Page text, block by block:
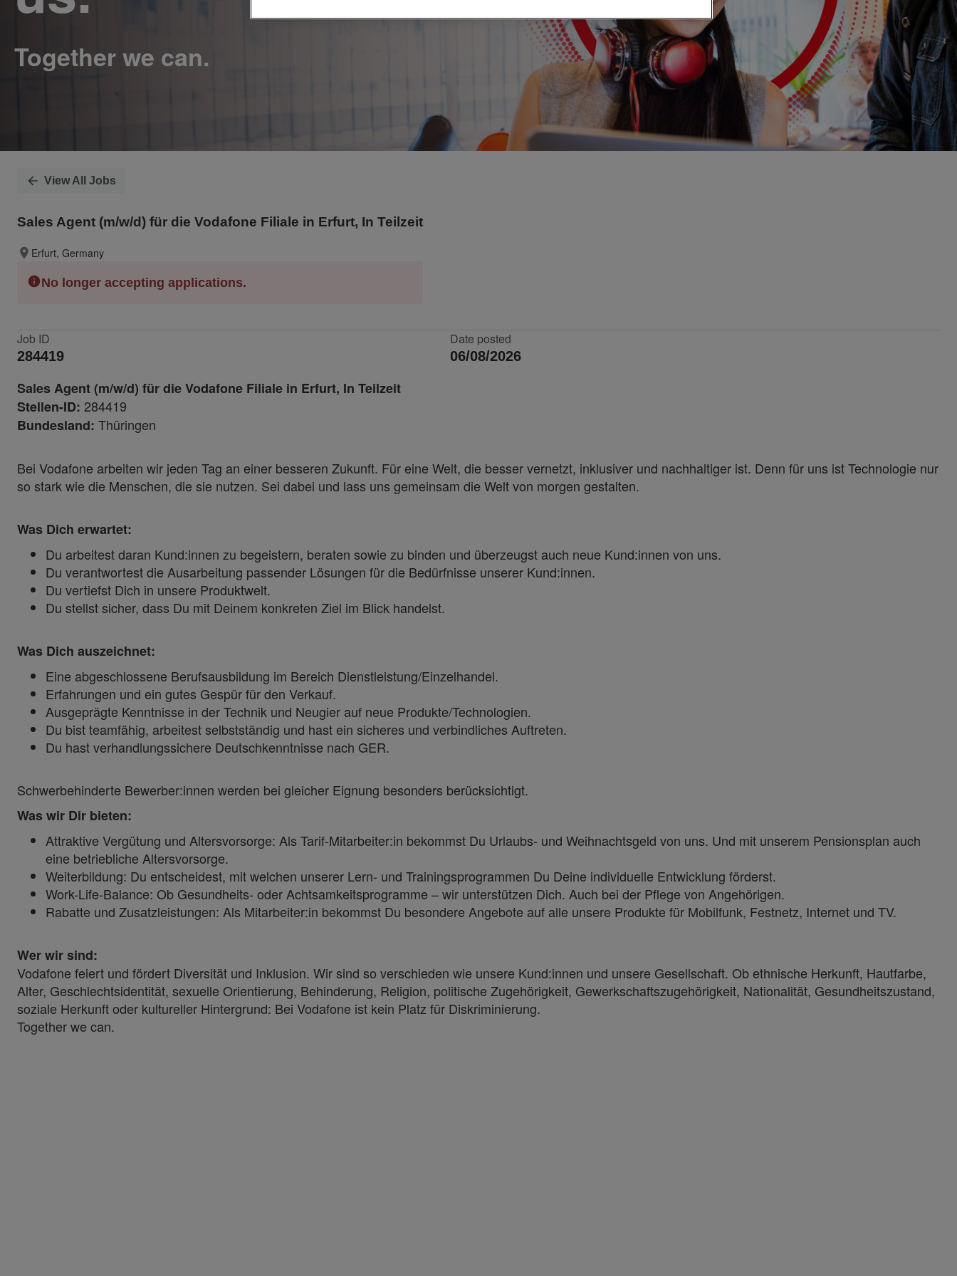
View All Jobs
Sales Agent (m/w/d) für die Vodafone Filiale in Erfurt, In Teilzeit
Erfurt, Germany
No longer accepting applications.
Job ID
284419
Date posted
06/08/2026
Sales Agent (m/w/d) für die Vodafone Filiale in Erfurt, In Teilzeit
Stellen-ID: 284419
Bundesland: Thüringen
Bei Vodafone arbeiten wir jeden Tag an einer besseren Zukunft. Für eine Welt, die besser vernetzt, inklusiver und nachhaltiger ist. Denn für uns ist Technologie nur
so stark wie die Menschen, die sie nutzen. Sei dabei und lass uns gemeinsam die Welt von morgen gestalten.
Was Dich erwartet:
Du arbeitest daran Kund:innen zu begeistern, beraten sowie zu binden und überzeugst auch neue Kund:innen von uns.
Du verantwortest die Ausarbeitung passender Lösungen für die Bedürfnisse unserer Kund:innen.
Du vertiefst Dich in unsere Produktwelt.
Du stellst sicher, dass Du mit Deinem konkreten Ziel im Blick handelst.
Was Dich auszeichnet:
Eine abgeschlossene Berufsausbildung im Bereich Dienstleistung/Einzelhandel.
Erfahrungen und ein gutes Gespür für den Verkauf.
Ausgeprägte Kenntnisse in der Technik und Neugier auf neue Produkte/Technologien.
Du bist teamfähig, arbeitest selbstständig und hast ein sicheres und verbindliches Auftreten.
Du hast verhandlungssichere Deutschkenntnisse nach GER.
Schwerbehinderte Bewerber:innen werden bei gleicher Eignung besonders berücksichtigt.
Was wir Dir bieten:
Attraktive Vergütung und Altersvorsorge: Als Tarif-Mitarbeiter:in bekommst Du Urlaubs- und Weihnachtsgeld von uns. Und mit unserem Pensionsplan auch
eine betriebliche Altersvorsorge.
Weiterbildung: Du entscheidest, mit welchen unserer Lern- und Trainingsprogrammen Du Deine individuelle Entwicklung förderst.
Work-Life-Balance: Ob Gesundheits- oder Achtsamkeitsprogramme – wir unterstützen Dich. Auch bei der Pflege von Angehörigen.
Rabatte und Zusatzleistungen: Als Mitarbeiter:in bekommst Du besondere Angebote auf alle unsere Produkte für Mobilfunk, Festnetz, Internet und TV.
Wer wir sind:
Vodafone feiert und fördert Diversität und Inklusion. Wir sind so verschieden wie unsere Kund:innen und unsere Gesellschaft. Ob ethnische Herkunft, Hautfarbe,
Alter, Geschlechtsidentität, sexuelle Orientierung, Behinderung, Religion, politische Zugehörigkeit, Gewerkschaftszugehörigkeit, Nationalität, Gesundheitszustand,
soziale Herkunft oder kultureller Hintergrund: Bei Vodafone ist kein Platz für Diskriminierung.
Together we can.